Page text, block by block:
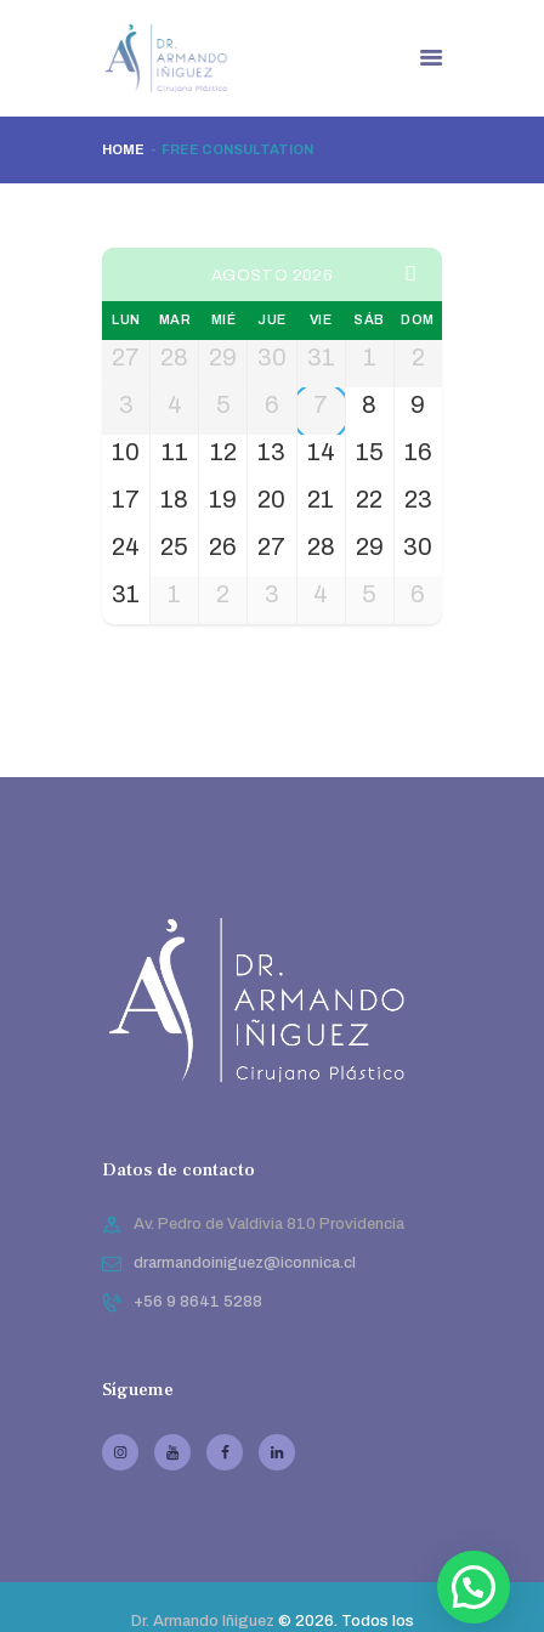
HOME FREE CONSULTATION
AGOSTO 2026
LUN MAR MIÉ JUE VIE SÁB DOM
27 28 29 30 31 1
2
3
4 5 6 7 8
9
10
11 12 13 14 15
16
17
18 19 20 21 22
23
24
25 26 27 28 29
30
31
1 2 3 4 5 6
Datos de contacto
Av. Pedro de Valdivia 810 Providencia
drarmandoiniguez@iconnica.cl
+56 9 8641 5288
Sígueme
Dr. Armando Iñiguez © 2026. Todos los